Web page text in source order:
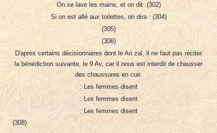
On se lave les mains, et on dit :(302)
Si on est allé aux toilettes, on dira : (304)
(305)
(306)
D'après certains décisionnaires dont le Ari zal, il ne faut pas réciter
la bénédiction suivante, le 9 Av, car il nous est interdit de chausser
des chaussures en cuir.
: Les femmes disent
: Les femmes disent
: Les femmes disent
(308)